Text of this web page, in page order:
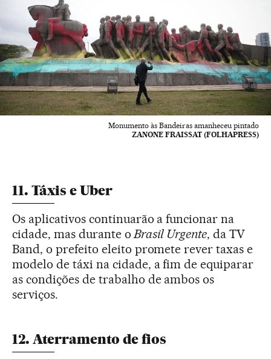
Monumento às Bandeiras amanheceu pintado
ZANONE FRAISSAT (FOLHAPRESS)
11. Táxis e Uber
Os aplicativos continuarão a funcionar na
cidade, mas durante o Brasil Urgente, da TV
Band, o prefeito eleito promete rever taxas e
modelo de táxi na cidade, a fim de equiparar
as condições de trabalho de ambos os
serviços.
12. Aterramento de fios